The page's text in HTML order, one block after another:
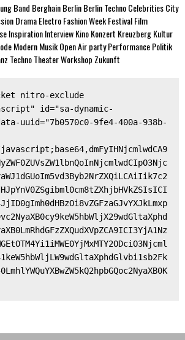
Band BerghainBerlinBerlin TechnoCelebritiesCity
DramaElectroFashion WeekFestivalFilm
InspirationInterviewKinoKonzert KreuzbergKultur
ModernMusikOpen AirpartyPerformancePolitik
TechnoTheaterWorkshop Zukunft
nitro-exclude
id="sa-dynamic-
uuid="7b0570c0-9fe4-400a-938b-